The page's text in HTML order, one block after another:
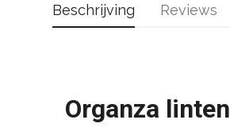
Beschrijving
Organza linten
Reviews